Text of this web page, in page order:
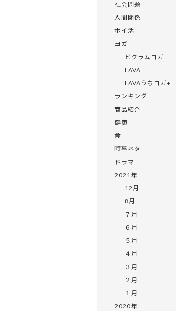
社会問題
人間関係
ポイ活
ヨガ
ビクラムヨガ
LAVA
LAVAうちヨガ+
ランキング
商品紹介
健康
食
時事ネタ
ドラマ
2021年
12月
8月
７月
６月
５月
４月
３月
２月
１月
2020年